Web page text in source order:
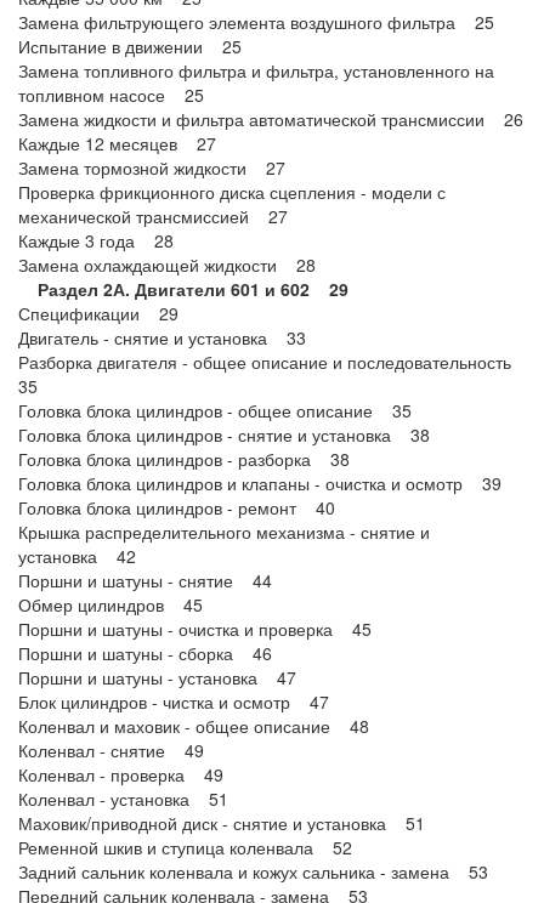
Замена фильтрующего элемента воздушного фильтра 25
Испытание в движении 25
Замена топливного фильтра и фильтра, установленного на
топливном насосе 25
Замена жидкости и фильтра автоматической трансмиссии 26
Каждые 12 месяцев 27
Замена тормозной жидкости 27
Проверка фрикционного диска сцепления - модели с
механической трансмиссией 27
Каждые 3 года 28
Замена охлаждающей жидкости 28
Раздел 2А. Двигатели 601 и 602 29
Спецификации 29
Двигатель - снятие и установка 33
Разборка двигателя - общее описание и последовательность
35
Головка блока цилиндров - общее описание 35
Головка блока цилиндров - снятие и установка 38
Головка блока цилиндров - разборка 38
Головка блока цилиндров и клапаны - очистка и осмотр 39
Головка блока цилиндров - ремонт 40
Крышка распределительного механизма - снятие и
установка 42
Поршни и шатуны - снятие 44
Обмер цилиндров 45
Поршни и шатуны - очистка и проверка 45
Поршни и шатуны - сборка 46
Поршни и шатуны - установка 47
Блок цилиндров - чистка и осмотр 47
Коленвал и маховик - общее описание 48
Коленвал - снятие 49
Коленвал - проверка 49
Коленвал - установка 51
Маховик/приводной диск - снятие и установка 51
Ременной шкив и ступица коленвала 52
Задний сальник коленвала и кожух сальника - замена 53
Передний сальник коленвала - замена 53